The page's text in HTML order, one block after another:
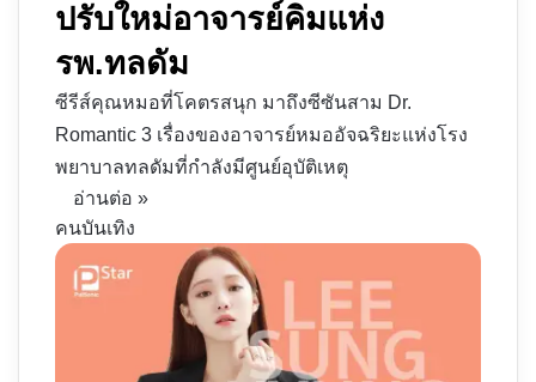
ปรับใหม่อาจารย์คิมแห่ง
รพ.ทลดัม
ซีรีส์คุณหมอที่โคตรสนุก มาถึงซีซันสาม Dr.
Romantic 3 เรื่องของอาจารย์หมออัจฉริยะแห่งโรง
พยาบาลทลดัมที่กำลังมีศูนย์อุบัติเหตุ
อ่านต่อ »
คนบันเทิง